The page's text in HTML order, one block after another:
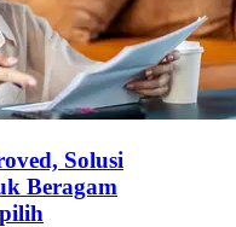
Solusi
Beragam